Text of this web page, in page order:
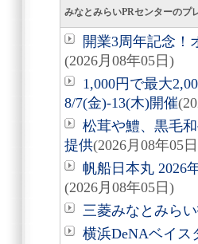
みなとみらいPRセンターのプ
開業3周年記念！
(2026月08年05日)
1,000円で最大
8/7(金)-13(木)開催
松茸や鱧、黒毛
提供(2026月08年05
帆船日本丸 2026
(2026月08年05日)
三菱みなとみら
横浜DeNAベイス